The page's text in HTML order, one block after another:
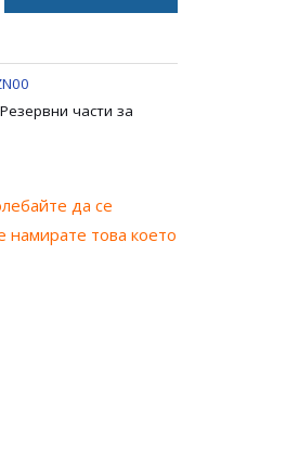
Резервни части за
да се
това което